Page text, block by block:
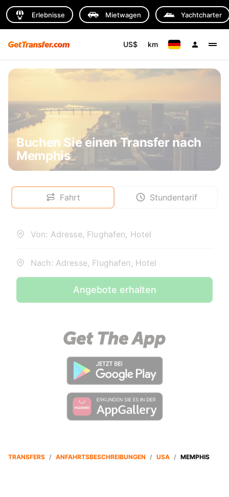
Erlebnisse Mietwagen Yachtcharter
US$ km
Buchen Sie einen Transfer nach
Memphis
Fahrt Stundentarif
Von: Adresse, Flughafen, Hotel
Nach: Adresse, Flughafen, Hotel
Angebote erhalten
TRANSFERS / ANFAHRTSBESCHREIBUNGEN / USA / MEMPHIS